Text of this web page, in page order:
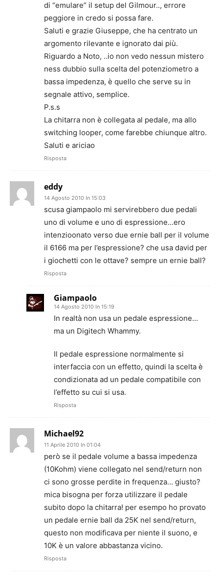
di “emulare” il setup del Gilmour.., errore
peggiore in credo si possa fare.
Saluti e grazie Giuseppe, che ha centrato un
argomento rilevante e ignorato dai più.
Riguardo a Noto, ..io non vedo nessun mistero
ness dubbio sulla scelta del potenziometro a
bassa impedenza, è quello che serve su in
segnale attivo, semplice.
P.s.s
La chitarra non è collegata al pedale, ma allo
switching looper, come farebbe chiunque altro.
Saluti e ariciao
Risposta
eddy
14 Agosto 2010 In 15:03
scusa giampaolo mi servirebbero due pedali
uno di volume e uno di espressione…ero
intenzioonato verso due ernie ball per il volume
il 6166 ma per l’espressione? che usa david per
i giochetti con le ottave? sempre un ernie ball?
Risposta
Giampaolo
14 Agosto 2010 In 15:19
In realtà non usa un pedale espressione…
ma un Digitech Whammy.
Il pedale espressione normalmente si
interfaccia con un effetto, quindi la scelta è
condizionata ad un pedale compatibile con
l’effetto su cui si usa.
Risposta
Michael92
11 Aprile 2010 In 01:04
però se il pedale volume a bassa impedenza
(10Kohm) viene collegato nel send/return non
ci sono grosse perdite in frequenza… giusto?
mica bisogna per forza utilizzare il pedale
subito dopo la chitarra! per esempo ho provato
un pedale ernie ball da 25K nel send/return,
questo non modificava per niente il suono, e
10K è un valore abbastanza vicino.
Risposta